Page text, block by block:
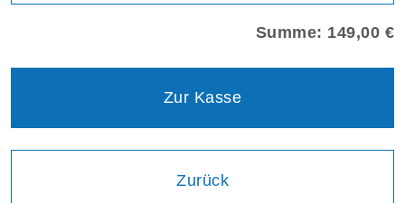
Summe: 149,00 €
Zur Kasse
Einen Schritt
Zurück